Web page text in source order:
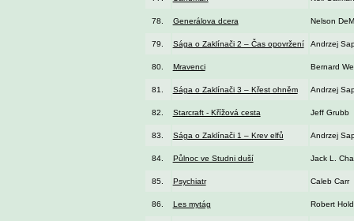
78. Generálova dcera Nelson
79. Sága o Zaklínači 2 – Čas opovržení Andrzej
80. Mravenci Bernard
81. Sága o Zaklínači 3 – Křest ohněm Andrzej
82. Starcraft - Křížová cesta Jeff Grubb
83. Sága o Zaklínači 1 – Krev elfů Andrzej
84. Půlnoc ve Studni duší Jack L.
85. Psychiatr Caleb Carr
86. Les mytág Robert